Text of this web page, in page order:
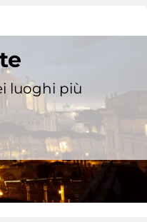
luoghi più